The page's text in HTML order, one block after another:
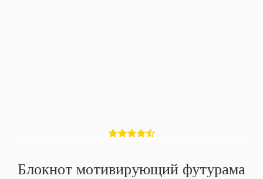
Блокнот мотивирующий футурама